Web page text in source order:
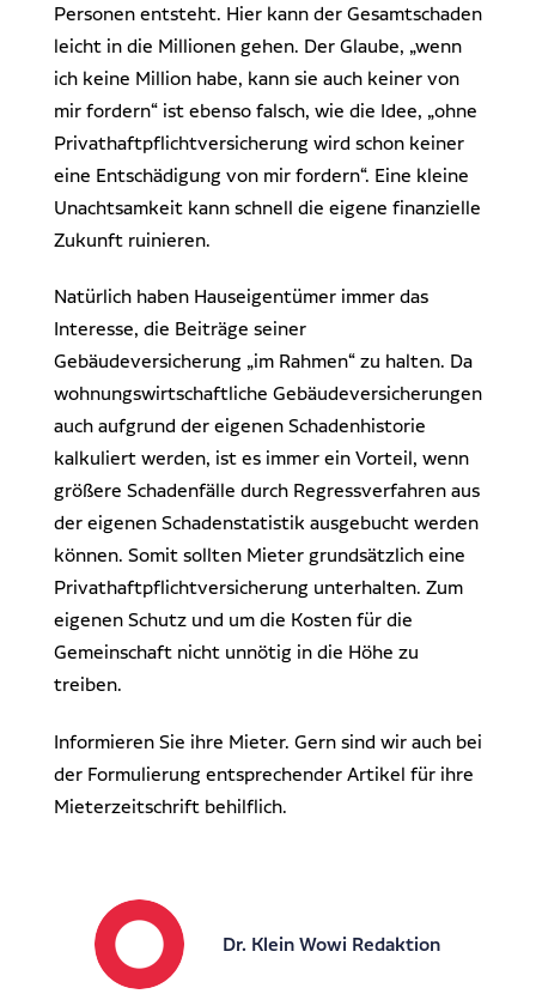
Personen entsteht. Hier kann der Gesamtschaden
leicht in die Millionen gehen. Der Glaube, „wenn
ich keine Million habe, kann sie auch keiner von
mir fordern“ ist ebenso falsch, wie die Idee, „ohne
Privathaftpflichtversicherung wird schon keiner
eine Entschädigung von mir fordern“. Eine kleine
Unachtsamkeit kann schnell die eigene finanzielle
Zukunft ruinieren.
Natürlich haben Hauseigentümer immer das
Interesse, die Beiträge seiner
Gebäudeversicherung „im Rahmen“ zu halten. Da
wohnungswirtschaftliche Gebäudeversicherungen
auch aufgrund der eigenen Schadenhistorie
kalkuliert werden, ist es immer ein Vorteil, wenn
größere Schadenfälle durch Regressverfahren aus
der eigenen Schadenstatistik ausgebucht werden
können. Somit sollten Mieter grundsätzlich eine
Privathaftpflichtversicherung unterhalten. Zum
eigenen Schutz und um die Kosten für die
Gemeinschaft nicht unnötig in die Höhe zu
treiben.
Informieren Sie ihre Mieter. Gern sind wir auch bei
der Formulierung entsprechender Artikel für ihre
Mieterzeitschrift behilflich.
Dr. Klein Wowi Redaktion